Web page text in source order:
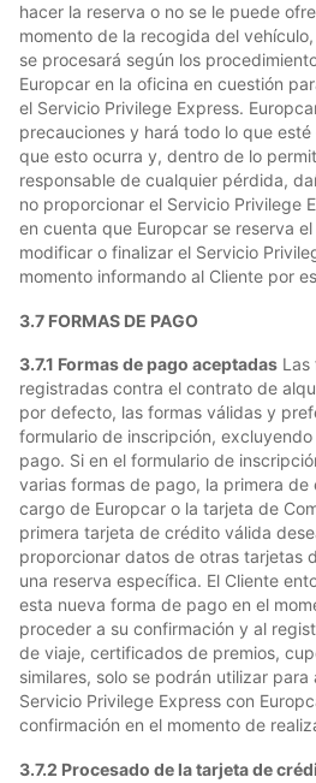
hacer la reserva o no se le puede
momento de la recogida del
se procesará según los
Europcar en la oficina en cuestión
el Servicio Privilege Express.
precauciones y hará todo lo que
que esto ocurra y, dentro de lo
responsable de cualquier pérdida,
no proporcionar el Servicio Privilege
en cuenta que Europcar se reserva
modificar o finalizar el Servicio
momento informando al Cliente por
3.7 FORMAS DE PAGO
3.7.1 Formas de pago aceptadas Las
registradas contra el contrato de
por defecto, las formas válidas y
formulario de inscripción,
pago. Si en el formulario de
varias formas de pago, la primera de
cargo de Europcar o la tarjeta de
primera tarjeta de crédito válida
proporcionar datos de otras tarjetas
una reserva específica. El Cliente
esta nueva forma de pago en el
proceder a su confirmación y al
de viaje, certificados de premios,
similares, solo se podrán utilizar
Servicio Privilege Express con
confirmación en el momento de
3.7.2 Procesado de la tarjeta de